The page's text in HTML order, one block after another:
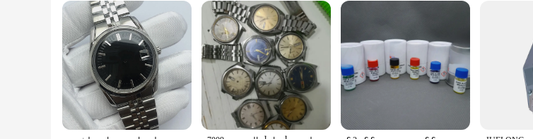
Typical Adaptive Scenario: Watch repair shops, hobbyists, and DIY enthusiasts
Shape or Size or Weight or Quantity: Comprehensive set with various tools
Performance and Property: Precision-engineered for accuracy and durability
Features:
|Watch Repair Tool Kit Watch Smartrepair Tool Kit|Wholesale|Vendors|
**Precision Engineering for Watch Repair**
The Watch Repair Tool Kit is a must-have for anyone involved in the intricate world of watch repair. Designed
timepieces. The tools are made from high-grade stainless steel, ensuring longevity and resistance to corrosion.
use, while the compact size allows for easy storage and transportation.